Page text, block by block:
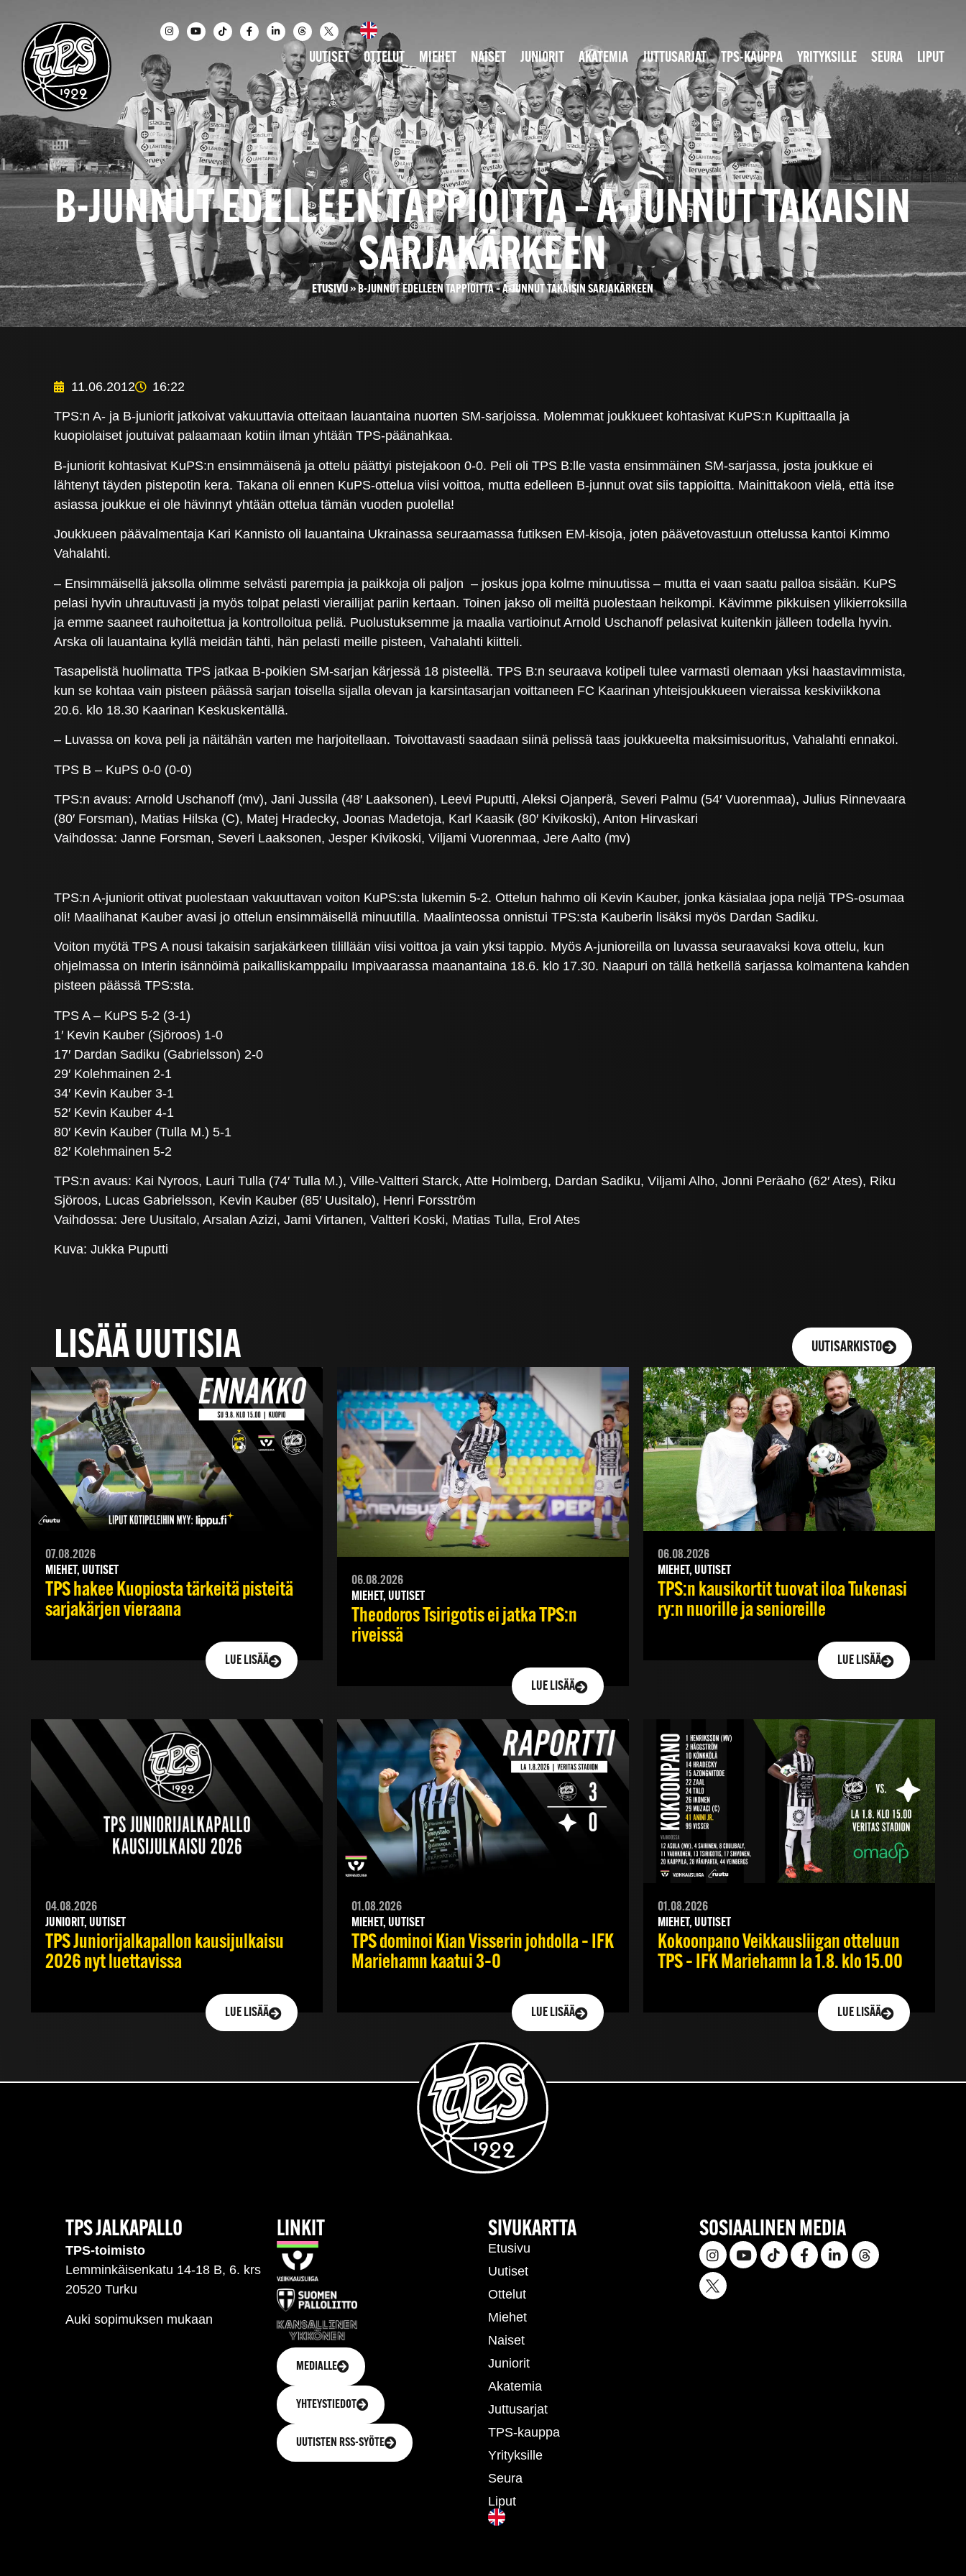
UUTISET OTTELUT MIEHET NAISET JUNIORIT AKATEMIA JUTTUSARJAT TPS-KAUPPA YRITYKSILLE SEURA LIPUT
B-JUNNUT EDELLEEN TAPPIOITTA – A-JUNNUT TAKAISIN
SARJAKÄRKEEN
ETUSIVU» B-JUNNUT EDELLEEN TAPPIOITTA – A-JUNNUT TAKAISIN SARJAKÄRKEEN
11.06.2012 16:22
TPS:n A- ja B-juniorit jatkoivat vakuuttavia otteitaan lauantaina nuorten SM-sarjoissa. Molemmat joukkueet kohtasivat KuPS:n Kupittaalla ja
kuopiolaiset joutuivat palaamaan kotiin ilman yhtään TPS-päänahkaa.
B-juniorit kohtasivat KuPS:n ensimmäisenä ja ottelu päättyi pistejakoon 0-0. Peli oli TPS B:lle vasta ensimmäinen SM-sarjassa, josta joukkue ei
lähtenyt täyden pistepotin kera. Takana oli ennen KuPS-ottelua viisi voittoa, mutta edelleen B-junnut ovat siis tappioitta. Mainittakoon vielä, että itse
asiassa joukkue ei ole hävinnyt yhtään ottelua tämän vuoden puolella!
Joukkueen päävalmentaja Kari Kannisto oli lauantaina Ukrainassa seuraamassa futiksen EM-kisoja, joten päävetovastuun ottelussa kantoi Kimmo
Vahalahti.
– Ensimmäisellä jaksolla olimme selvästi parempia ja paikkoja oli paljon – joskus jopa kolme minuutissa – mutta ei vaan saatu palloa sisään. KuPS
pelasi hyvin uhrautuvasti ja myös tolpat pelasti vierailijat pariin kertaan. Toinen jakso oli meiltä puolestaan heikompi. Kävimme pikkuisen ylikierroksilla
ja emme saaneet rauhoitettua ja kontrolloitua peliä. Puolustuksemme ja maalia vartioinut Arnold Uschanoff pelasivat kuitenkin jälleen todella hyvin.
Arska oli lauantaina kyllä meidän tähti, hän pelasti meille pisteen, Vahalahti kiitteli.
Tasapelistä huolimatta TPS jatkaa B-poikien SM-sarjan kärjessä 18 pisteellä. TPS B:n seuraava kotipeli tulee varmasti olemaan yksi haastavimmista,
kun se kohtaa vain pisteen päässä sarjan toisella sijalla olevan ja karsintasarjan voittaneen FC Kaarinan yhteisjoukkueen vieraissa keskiviikkona
20.6. klo 18.30 Kaarinan Keskuskentällä.
– Luvassa on kova peli ja näitähän varten me harjoitellaan. Toivottavasti saadaan siinä pelissä taas joukkueelta maksimisuoritus, Vahalahti ennakoi.
TPS B – KuPS 0-0 (0-0)
TPS:n avaus: Arnold Uschanoff (mv), Jani Jussila (48′ Laaksonen), Leevi Puputti, Aleksi Ojanperä, Severi Palmu (54′ Vuorenmaa), Julius Rinnevaara
(80′ Forsman), Matias Hilska (C), Matej Hradecky, Joonas Madetoja, Karl Kaasik (80′ Kivikoski), Anton Hirvaskari
Vaihdossa: Janne Forsman, Severi Laaksonen, Jesper Kivikoski, Viljami Vuorenmaa, Jere Aalto (mv)
TPS:n A-juniorit ottivat puolestaan vakuuttavan voiton KuPS:sta lukemin 5-2. Ottelun hahmo oli Kevin Kauber, jonka käsialaa jopa neljä TPS-osumaa
oli! Maalihanat Kauber avasi jo ottelun ensimmäisellä minuutilla. Maalinteossa onnistui TPS:sta Kauberin lisäksi myös Dardan Sadiku.
Voiton myötä TPS A nousi takaisin sarjakärkeen tilillään viisi voittoa ja vain yksi tappio. Myös A-junioreilla on luvassa seuraavaksi kova ottelu, kun
ohjelmassa on Interin isännöimä paikalliskamppailu Impivaarassa maanantaina 18.6. klo 17.30. Naapuri on tällä hetkellä sarjassa kolmantena kahden
pisteen päässä TPS:sta.
TPS A – KuPS 5-2 (3-1)
1′ Kevin Kauber (Sjöroos) 1-0
17′ Dardan Sadiku (Gabrielsson) 2-0
29′ Kolehmainen 2-1
34′ Kevin Kauber 3-1
52′ Kevin Kauber 4-1
80′ Kevin Kauber (Tulla M.) 5-1
82′ Kolehmainen 5-2
TPS:n avaus: Kai Nyroos, Lauri Tulla (74′ Tulla M.), Ville-Valtteri Starck, Atte Holmberg, Dardan Sadiku, Viljami Alho, Jonni Peräaho (62′ Ates), Riku
Sjöroos, Lucas Gabrielsson, Kevin Kauber (85′ Uusitalo), Henri Forsström
Vaihdossa: Jere Uusitalo, Arsalan Azizi, Jami Virtanen, Valtteri Koski, Matias Tulla, Erol Ates
Kuva: Jukka Puputti
LISÄÄ UUTISIA UUTISARKISTO
07.08.2026
MIEHET, UUTISET
TPS hakee Kuopiosta tärkeitä pisteitä
sarjakärjen vieraana
LUE LISÄÄ
06.08.2026
MIEHET, UUTISET
Theodoros Tsirigotis ei jatka TPS:n
riveissä
LUE LISÄÄ
06.08.2026
MIEHET, UUTISET
TPS:n kausikortit tuovat iloa Tukenasi
ry:n nuorille ja senioreille
LUE LISÄÄ
04.08.2026
JUNIORIT, UUTISET
TPS Juniorijalkapallon kausijulkaisu
2026 nyt luettavissa
LUE LISÄÄ
01.08.2026
MIEHET, UUTISET
TPS dominoi Kian Visserin johdolla – IFK
Mariehamn kaatui 3–0
LUE LISÄÄ
01.08.2026
MIEHET, UUTISET
Kokoonpano Veikkausliigan otteluun
TPS – IFK Mariehamn la 1.8. klo 15.00
LUE LISÄÄ
TPS JALKAPALLO
TPS-toimisto
Lemminkäisenkatu 14-18 B, 6. krs
20520 Turku
Auki sopimuksen mukaan
LINKIT
MEDIALLE
YHTEYSTIEDOT
UUTISTEN RSS-SYÖTE
SIVUKARTTA
Etusivu
Uutiset
Ottelut
Miehet
Naiset
Juniorit
Akatemia
Juttusarjat
TPS-kauppa
Yrityksille
Seura
Liput
SOSIAALINEN MEDIA